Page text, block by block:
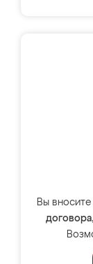
Вы
договора